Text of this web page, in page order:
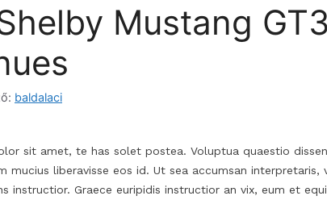
Mustang
baldalaci
sit amet, te has solet postea. Voluptua quaestio
mucius liberavisse eos id. Ut sea accumsan interpretaris,
instructior. Graece euripidis instructior an vix, eum et